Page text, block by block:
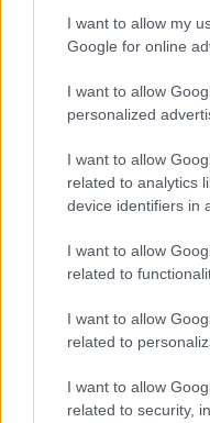
I want to allow my
Google for online
I want to allow
personalized
I want to allow
related to analytics
device identifiers in
I want to allow
related to
I want to allow
related to
I want to allow
related to security,
Continua a
FOCUS PMI
Come scegliere la
tra le migliori